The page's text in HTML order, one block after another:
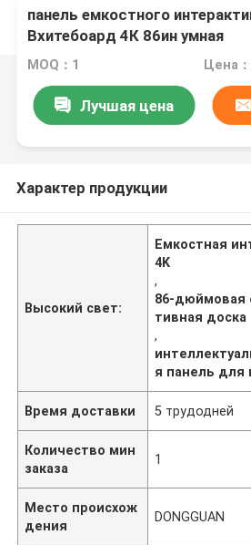
панель емкостного
Вхитебоард 4К 86ин умная
взаимодействующая для
MOQ：1 Цена
Лучшая цена
Характер продукции
Высокий свет:
Емкостная
4K
,
86-дюймовая
тивная доска
,
я панель для
Время доставки 5 трудодней
Количество мин
заказа
1
Место происхож
дения
DONGGUAN